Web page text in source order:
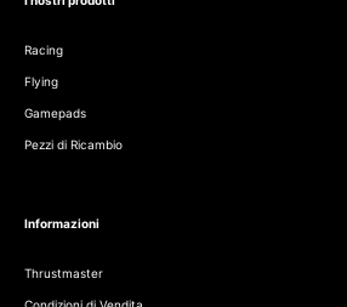
Racing
Flying
Gamepads
Pezzi di Ricambio
Informazioni
Thrustmaster